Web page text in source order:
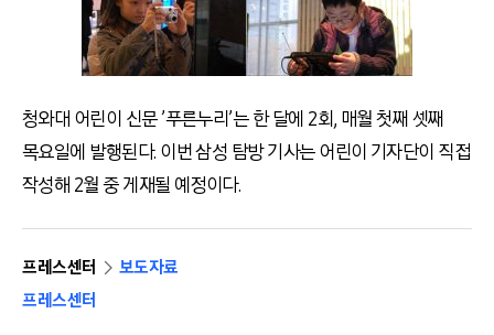
청와대 어린이 신문 ’푸른누리’는 한 달에 2회, 매월 첫째 셋째
목요일에 발행된다. 이번 삼성 탐방 기사는 어린이 기자단이 직접
작성해 2월 중 게재될 예정이다.
프레스센터
보도자료
프레스센터